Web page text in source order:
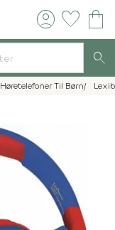
account_circle favorite shopping_bag
search
Høretelefoner Til Børn